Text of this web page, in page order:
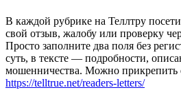
В каждой рубрике на Теллтру
свой отзыв, жалобу или проверку
Просто заполните два поля без
суть, в тексте — подробности,
мошенничества. Можно
https://telltrue.net/readers-letters/